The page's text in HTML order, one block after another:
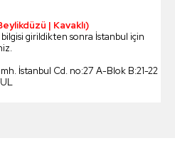
| Kavaklı)
girildikten sonra İstanbul için
İstanbul Cd. no:27 A-Blok B:21-22